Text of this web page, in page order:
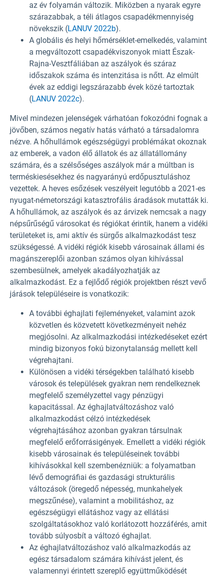
az év folyamán változik. Miközben a nyarak egyre
szárazabbak, a téli átlagos csapadékmennyiség
növekszik (LANUV 2022b).
A globális és helyi hőmérséklet-emelkedés, valamint
a megváltozott csapadékviszonyok miatt Észak-
Rajna-Vesztfáliában az aszályok és száraz
időszakok száma és intenzitása is nőtt. Az elmúlt
évek az eddigi legszárazabb évek közé tartoztak
(LANUV 2022c).
Mivel mindezen jelenségek várhatóan fokozódni fognak a
jövőben, számos negatív hatás várható a társadalomra
nézve. A hőhullámok egészségügyi problémákat okoznak
az emberek, a vadon élő állatok és az állatállomány
számára, és a szélsőséges aszályok már a múltban is
terméskiesésekhez és nagyarányú erdőpusztuláshoz
vezettek. A heves esőzések veszélyeit legutóbb a 2021-es
nyugat-németországi katasztrofális áradások mutatták ki.
A hőhullámok, az aszályok és az árvizek nemcsak a nagy
népsűrűségű városokat és régiókat érintik, hanem a vidéki
területeket is, ami aktív és sürgős alkalmazkodást tesz
szükségessé. A vidéki régiók kisebb városainak állami és
magánszereplői azonban számos olyan kihívással
szembesülnek, amelyek akadályozhatják az
alkalmazkodást. Ez a fejlődő régiók projektben részt vevő
járások településeire is vonatkozik:
A további éghajlati fejleményeket, valamint azok
közvetlen és közvetett következményeit nehéz
megjósolni. Az alkalmazkodási intézkedéseket ezért
mindig bizonyos fokú bizonytalanság mellett kell
végrehajtani.
Különösen a vidéki térségekben található kisebb
városok és települések gyakran nem rendelkeznek
megfelelő személyzettel vagy pénzügyi
kapacitással. Az éghajlatváltozáshoz való
alkalmazkodást célzó intézkedések
végrehajtásához azonban gyakran társulnak
megfelelő erőforrásigények. Emellett a vidéki régiók
kisebb városainak és településeinek további
kihívásokkal kell szembenézniük: a folyamatban
lévő demográfiai és gazdasági strukturális
változások (öregedő népesség, munkahelyek
megszűnése), valamint a mobilitáshoz, az
egészségügyi ellátáshoz vagy az ellátási
szolgáltatásokhoz való korlátozott hozzáférés, amit
tovább súlyosbít a változó éghajlat.
Az éghajlatváltozáshoz való alkalmazkodás az
egész társadalom számára kihívást jelent, és
valamennyi érintett szereplő együttműködését